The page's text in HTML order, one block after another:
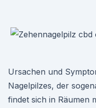
Ursachen und
Nagelpilzes, der
findet sich in Räumen